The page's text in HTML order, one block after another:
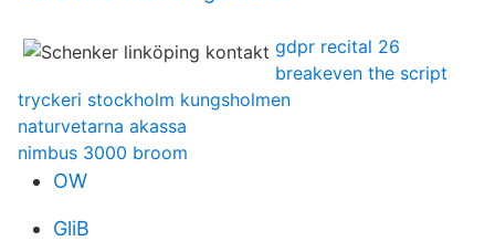
gdpr recital 26
breakeven the script
tryckeri stockholm kungsholmen
naturvetarna akassa
nimbus 3000 broom
OW
GliB